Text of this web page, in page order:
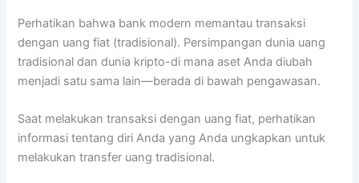
Perhatikan bahwa bank modern memantau transaksi
dengan uang fiat (tradisional). Persimpangan dunia uang
tradisional dan dunia kripto-di mana aset Anda diubah
menjadi satu sama lain—berada di bawah pengawasan.
Saat melakukan transaksi dengan uang fiat, perhatikan
informasi tentang diri Anda yang Anda ungkapkan untuk
melakukan transfer uang tradisional.